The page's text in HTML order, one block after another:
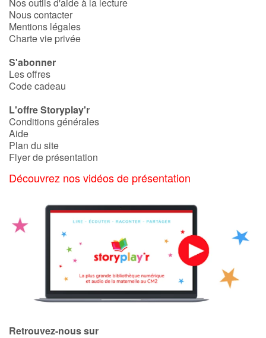
Blog
Actualités
Par thématique
Rencontres et témoignages
Contes d'ici et d'ailleurs
Autour de la lecture
Apprendre à lire
Livre audio
Activités et ateliers
Apprendre les langues
Dyslexie, troubles de la lecture
Nous contacter
Mentions légales
Charte vie privée
S'abonner
Les offres
Code cadeau
L'offre Storyplay'r
Conditions générales
Aide
Plan du site
Flyer de présentation
Découvrez nos vidéos de présentation
Retrouvez-nous sur